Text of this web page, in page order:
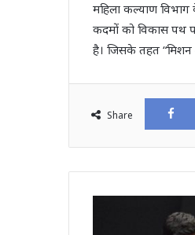
महिला कल्‍याण
कदमों को विकास पथ
है। जिसके तहत “मिशन
Share